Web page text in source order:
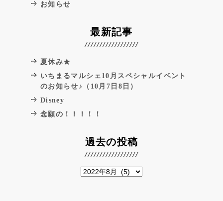
お知らせ
最新記事
夏休み★
いちまるマルシェ10月スペシャルイベント
のお知らせ♪（10月7日8日）
Disney
念願の！！！！！
過去の投稿